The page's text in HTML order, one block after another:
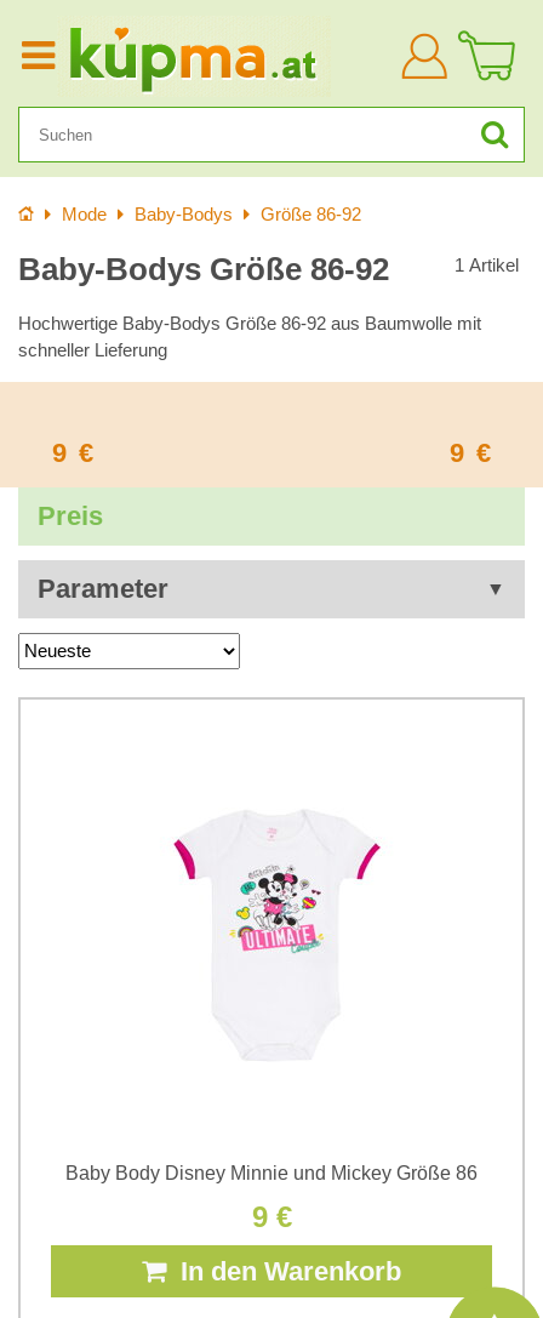
Anmelden
Startseite
Mode Baby-Bodys Größe 86-92
Baby-Bodys Größe 86-92 1 Artikel
Hochwertige Baby-Bodys Größe 86-92 aus Baumwolle mit
schneller Lieferung
9 € 9 €
Preis
Parameter
Baby Body Disney Minnie und Mickey Größe 86
9 €
In den Warenkorb